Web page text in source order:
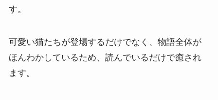
す。
可愛い猫たちが登場するだけでなく、物語全体が
ほんわかしているため、読んでいるだけで癒され
ます。